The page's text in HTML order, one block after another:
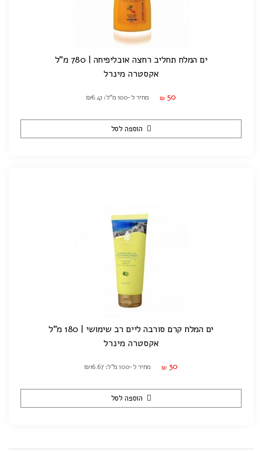
ים המלח תחליב רחצה אובליפיחה | 780 מ"ל
אקסטרה מינרל
₪ 50 מחיר ל-100 מ"ל: ₪6.41
הוספה לסל
ים המלח קרם סורבה ליים רב שימושי | 180 מ"ל
אקסטרה מינרל
₪ 30 מחיר ל-100 מ"ל: ₪16.67
הוספה לסל